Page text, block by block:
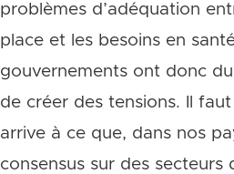
problèmes d’adéquation
place et les besoins en
gouvernements ont donc
de créer des tensions. Il
arrive à ce que, dans nos
consensus sur des secteurs